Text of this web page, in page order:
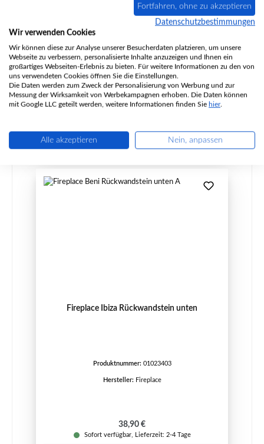
01023389
Hersteller:Fireplace
Regulärer Preis:
36,96 €
Details
Fireplace Ibiza Rückwandstein unten
Produktnummer: 01023403
Hersteller: Fireplace
Regulärer Preis:
38,90 €
Sofort verfügbar, Lieferzeit: 2-4 Tage
Fortfahren, ohne zu akzeptieren
Datenschutzbestimmungen
Wir verwenden Cookies
Wir können diese zur Analyse unserer Besucherdaten platzieren, um unsere
Webseite zu verbessern, personalisierte Inhalte anzuzeigen und Ihnen ein
großartiges Webseiten-Erlebnis zu bieten. Für weitere Informationen zu den von
uns verwendeten Cookies öffnen Sie die Einstellungen.
Die Daten werden zum Zweck der Personalisierung von Werbung und zur
Messung der Wirksamkeit von Werbekampagnen erhoben. Die Daten können
mit Google LLC geteilt werden, weitere Informationen finden Sie hier.
Alle akzeptieren Nein, anpassen